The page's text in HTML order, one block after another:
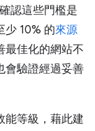
認這些門檻是
少 10% 的來源
最佳化的網站不
會驗證經過妥善
能等級，藉此建